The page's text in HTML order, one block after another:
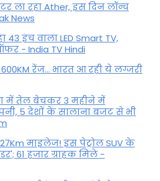
ला रहा Ather, इस दिन लॉन्च
News
इंच वाला LED Smart TV,
- India TV Hindi
रेंज... भारत आ रही ये लग्जरी
में तेल बेचकर 3 महीने में
5 देशों के सालाना बजट से भी
माइलेज! इस पेट्रोल SUV के
61 हजार ग्राहक मिले -